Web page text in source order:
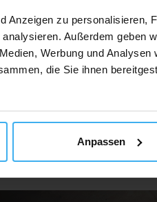
Anzeigen zu personalisieren,
Außerdem geben
Werbung und
die Sie ihnen
Anpassen